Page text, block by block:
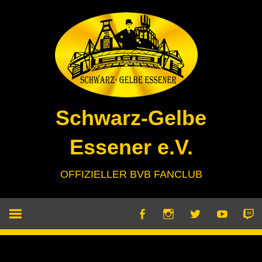
Schwarz-Gelbe
Essener e.V.
OFFIZIELLER BVB FANCLUB